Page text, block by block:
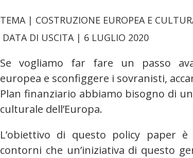
TEMA | COSTRUZIONE EUROPEA E
DATA DI USCITA | 6 LUGLIO 2020
Se vogliamo far fare un passo
europea e sconfiggere i sovranisti,
Plan finanziario abbiamo bisogno di
culturale dell’Europa.
L’obiettivo di questo policy paper
contorni che un’iniziativa di questo